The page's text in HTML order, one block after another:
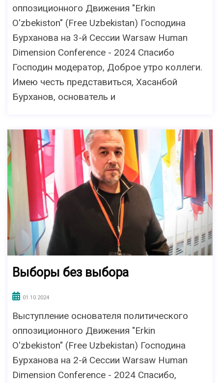
оппозиционного Движения "Erkin
O'zbekiston" (Free Uzbekistan) Господина
Бурханова на 3-й Сессии Warsaw Human
Dimension Conference - 2024 Спасибо
Господин модератор, Доброе утро коллеги.
Имею честь представиться, Хасанбой
Бурханов, основатель и
Выборы без выбора
01.10.2024
Выступление основателя политического
оппозиционного Движения "Erkin
O'zbekiston" (Free Uzbekistan) Господина
Бурханова на 2-й Сессии Warsaw Human
Dimension Conference - 2024 Спасибо,